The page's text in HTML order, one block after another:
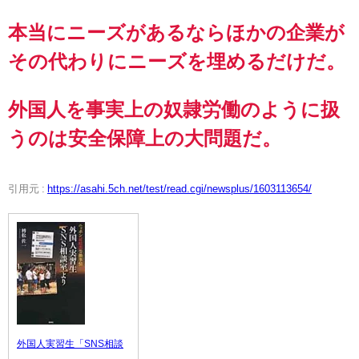
本当にニーズがあるならほかの企業が
その代わりにニーズを埋めるだけだ。
外国人を事実上の奴隷労働のように扱
うのは安全保障上の大問題だ。
引用元 : https://asahi.5ch.net/test/read.cgi/newsplus/1603113654/
外国人実習生「SNS相談